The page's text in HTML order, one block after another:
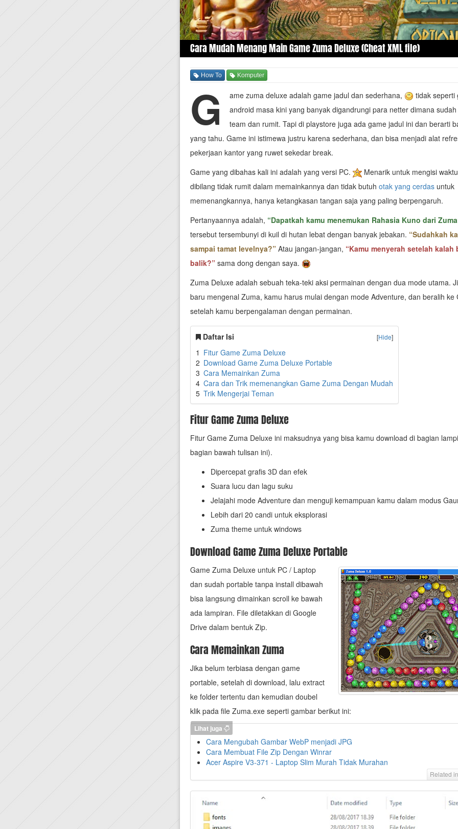
Cara Mudah Menang Main Game Zuma Deluxe (Cheat XML file)
How To Komputer
G ame zuma deluxe adalah game jadul dan sederhana,
tidak seperti
android masa kini yang banyak digandrungi para netter dimana
team dan rumit. Tapi di playstore juga ada game jadul ini dan berarti
yang tahu. Game ini istimewa justru karena sederhana, dan bisa menjadi alat
pekerjaan kantor yang ruwet sekedar break.
Game yang dibahas kali ini adalah yang versi PC.
Menarik untuk mengisi
dibilang tidak rumit dalam memainkannya dan tidak butuh otak yang cerdas untuk
memenangkannya, hanya ketangkasan tangan saja yang paling berpengaruh.
Pertanyaannya adalah, “Dapatkah kamu menemukan Rahasia Kuno dari
tersebut tersembunyi di kuil di hutan lebat dengan banyak jebakan. “Sudahkah
sampai tamat levelnya?” Atau jangan-jangan, “Kamu menyerah setelah kalah
balik?” sama dong dengan saya.
Zuma Deluxe adalah sebuah teka-teki aksi permainan dengan dua mode utama.
baru mengenal Zuma, kamu harus mulai dengan mode Adventure, dan beralih ke
setelah kamu berpengalaman dengan permainan.
Daftar Isi [Hide]
1 Fitur Game Zuma Deluxe
2 Download Game Zuma Deluxe Portable
3 Cara Memainkan Zuma
4 Cara dan Trik memenangkan Game Zuma Dengan Mudah
5 Trik Mengerjai Teman
Fitur Game Zuma Deluxe
Fitur Game Zuma Deluxe ini maksudnya yang bisa kamu download di bagian
bagian bawah tulisan ini).
Dipercepat grafis 3D dan efek
Suara lucu dan lagu suku
Jelajahi mode Adventure dan menguji kemampuan kamu dalam modus
Lebih dari 20 candi untuk eksplorasi
Zuma theme untuk windows
Download Game Zuma Deluxe Portable
Game Zuma Deluxe untuk PC / Laptop
dan sudah portable tanpa install dibawah
bisa langsung dimainkan scroll ke bawah
ada lampiran. File diletakkan di Google
Drive dalam bentuk Zip.
Cara Memainkan Zuma
Jika belum terbiasa dengan game
portable, setelah di download, lalu extract
ke folder tertentu dan kemudian doubel
klik pada file Zuma.exe seperti gambar berikut ini:
Lihat juga
Cara Mengubah Gambar WebP menjadi JPG
Cara Membuat File Zip Dengan Winrar
Acer Aspire V3-371 - Laptop Slim Murah Tidak Murahan
Related